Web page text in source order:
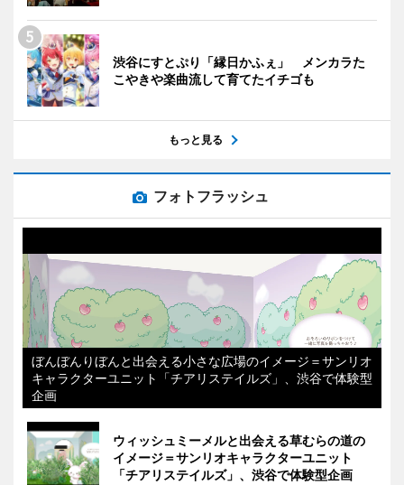
渋谷にすとぷり「縁日かふぇ」 メンカラた
こやきや楽曲流して育てたイチゴも
もっと見る
フォトフラッシュ
ぼんぼんりぼんと出会える小さな広場のイメージ＝サンリオ
キャラクターユニット「チアリステイルズ」、渋谷で体験型
企画
ウィッシュミーメルと出会える草むらの道の
イメージ＝サンリオキャラクターユニット
「チアリステイルズ」、渋谷で体験型企画